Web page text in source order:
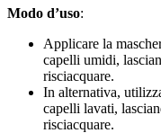
Modo d’uso:
Applicare la
capelli umidi,
risciacquare.
In alternativa,
capelli lavati,
risciacquare.